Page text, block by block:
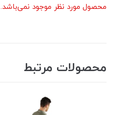
محصول مورد نظر موجود نمی‌باشد.
محصولات مرتبط